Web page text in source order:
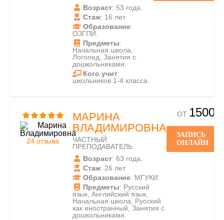
Возраст: 53 года.
Стаж: 16 лет.
Образование:
ОЗГПИ.
Предметы:
Начальная школа,
Логопед, Занятия с
дошкольниками.
Кого учит:
школьников 1-4 класса.
24 отзыва
МАРИНА
ВЛАДИМИРОВНА
ЧАСТНЫЙ
ПРЕПОДАВАТЕЛЬ
Возраст: 63 года.
Стаж: 26 лет.
Образование: МГУКИ.
Предметы: Русский
язык, Английский язык,
Начальная школа, Русский
как иностранный, Занятия с
дошкольниками.
ОТ 1500
ЗАПИСЬ
ОНЛАЙН